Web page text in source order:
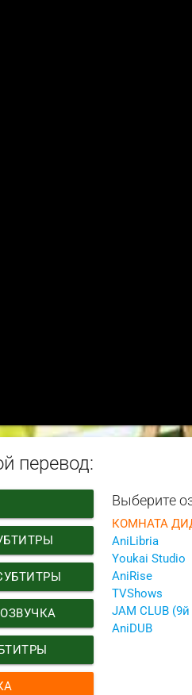
перевод:
Выберите
AniLibria
Youkai Studio
AniRise
TVShows
AniDUB